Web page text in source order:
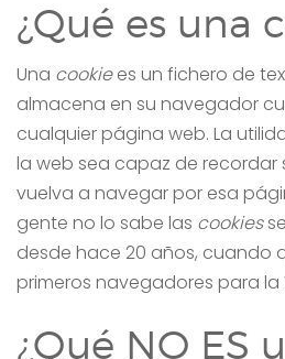
¿Qué es una
Una cookiees un fichero de
almacena en su navegador
cualquier página web. La
la web sea capaz de recordar
vuelva a navegar por esa
gente no lo sabe las cookies
desde hace 20 años, cuando
primeros navegadores para la
¿Qué NO ES